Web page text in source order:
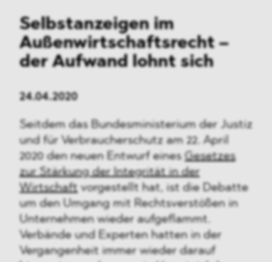
Selbstanzeigen im
Außenwirtschaftsrecht–
der Aufwand lohnt sich
24.04.2020
Seitdem das Bundesministerium der Justiz
und für Verbraucherschutz am 22. April
2020 den neuen Entwurf eines Gesetzes
zur Stärkung der Integrität in der
Wirtschaftvorgestellt hat, ist die Debatte
um den Umgang mit Rechtsverstößen in
Unternehmen wieder aufgeflammt.
Verbände und Experten hatten in der
Vergangenheit immer wieder darauf